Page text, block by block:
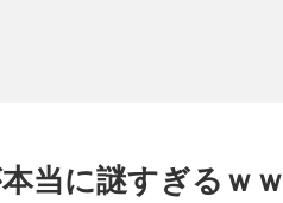
当に謎すぎるｗｗ